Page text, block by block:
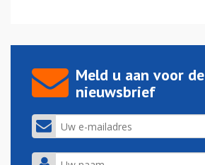
Meld u aan voor de
nieuwsbrief